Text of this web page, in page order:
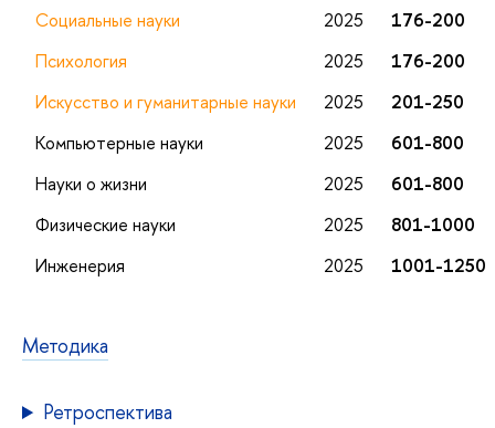
Социальные науки
2025
176-200
Психология
2025
176-200
Искусство и гуманитарные науки
2025
201-250
Компьютерные науки
2025
601-800
Науки о жизни
2025
601-800
Физические науки
2025
801-1000
Инженерия
2025 1001-1250
Методика
Ретроспектива